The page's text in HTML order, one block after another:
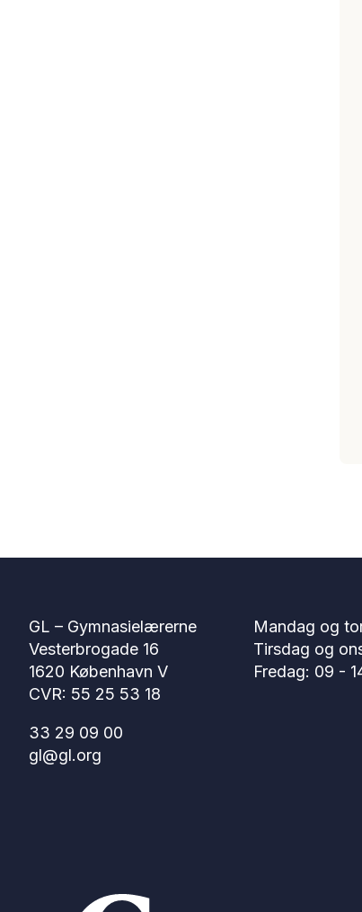
GL – Gymnasielærerne
Vesterbrogade 16
1620 København V
CVR: 55 25 53 18
33 29 09 00
gl@gl.org
Mandag og
Tirsdag og
Fredag: 09 -